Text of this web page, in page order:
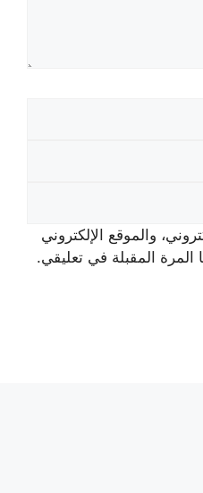
والموقع الإلكتروني
المقبلة في تعليقي.